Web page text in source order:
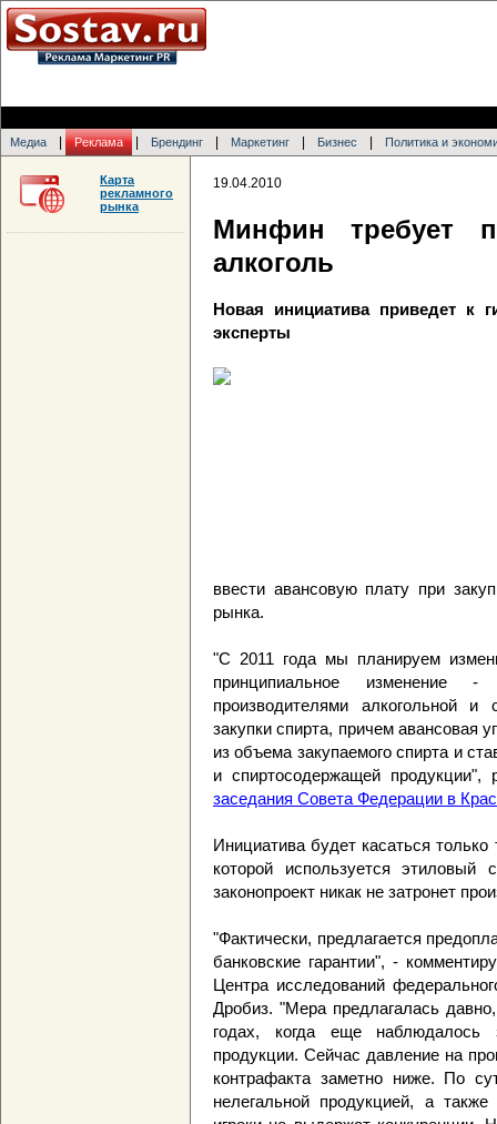
Медиа Реклама Брендинг Маркетинг Бизнес Политика и
19.04.2010
Минфин требует
алкоголь
Новая инициатива приведет к
эксперты
ввести авансовую плату при
рынка.
"С 2011 года мы планируем
принципиальное изменение
производителями алкогольной
закупки спирта, причем авансовая
из объема закупаемого спирта и
и спиртосодержащей
заседания Совета Федерации в
Инициатива будет касаться только
которой используется
законопроект никак не затронет
"Фактически, предлагается
банковские гарантии", -
Центра исследований
Дробиз. "Мера предлагалась
годах, когда еще наблюдалось
продукции. Сейчас давление на
контрафакта заметно ниже. По
нелегальной продукцией, а
Карта
рекламного
рынка